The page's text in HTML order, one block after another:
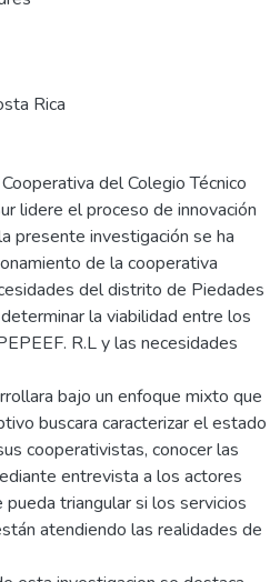
Rica
del Colegio Técnico
lidere el proceso de innovación
presente investigación se ha
de la cooperativa
del distrito de Piedades
la viabilidad entre los
R.L y las necesidades
bajo un enfoque mixto que
buscara caracterizar el estado
cooperativistas, conocer las
entrevista a los actores
triangular si los servicios
atendiendo las realidades de